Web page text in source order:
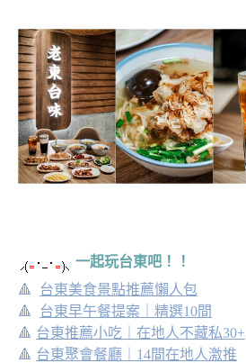
一起玩台東吧！！
🔺
台東美食景點推薦懶人包
🔺
台東早午餐提案｜精選10間
🔺 台東推薦小吃｜在地人不藏私30+
🔺 台東聚會餐廳｜14間在地人激推